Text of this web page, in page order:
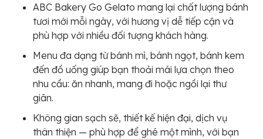
ABC Bakery Go Gelato mang lại chất lượng bánh
tươi mới mỗi ngày, với hương vị dễ tiếp cận và
phù hợp với nhiều đối tượng khách hàng.
Menu đa dạng từ bánh mì, bánh ngọt, bánh kem
đến đồ uống giúp bạn thoải mái lựa chọn theo
nhu cầu: ăn nhanh, mang đi hoặc ngồi lại thư
giãn.
Không gian sạch sẽ, thiết kế hiện đại, dịch vụ
thân thiện — phù hợp để ghé một mình, với bạn